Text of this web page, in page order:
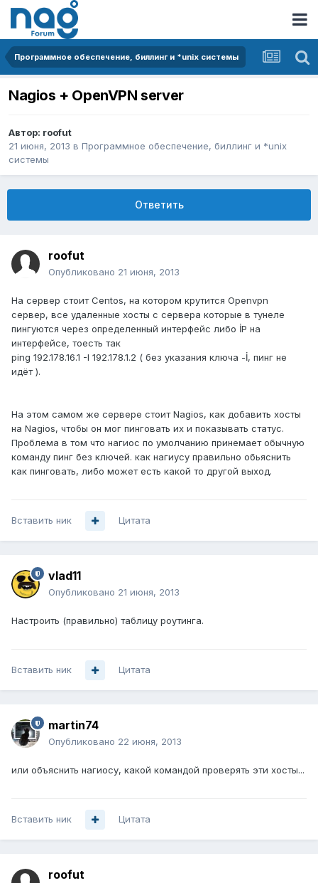
Программное обеспечение, биллинг и *unix системы
Nagios + OpenVPN server
Автор: roofut
21 июня, 2013 в Программное обеспечение, биллинг и *unix
системы
Ответить
roofut
Опубликовано 21 июня, 2013
На сервер стоит Centos, на котором крутится Оpenvpn
сервер, все удаленные хосты с сервера которые в тунеле
пингуются через определенный интерфейс либо İP на
интерфейсе, тоесть так
ping 192.178.16.1 -I 192.178.1.2 ( без указания ключа -İ, пинг не
идёт ).
На этом самом же сервере стоит Nagios, как добавить хосты
на Nagios, чтобы он мог пинговать их и показывать статус.
Проблема в том что нагиос по умолчанию принемает обычную
команду пинг без ключей. как нагиусу правильно обьяснить
как пинговать, либо может есть какой то другой выход.
Вставить ник Цитата
vlad11
Опубликовано 21 июня, 2013
Настроить (правильно) таблицу роутинга.
Вставить ник Цитата
martin74
Опубликовано 22 июня, 2013
или объяснить нагиосу, какой командой проверять эти хосты...
Вставить ник Цитата
roofut